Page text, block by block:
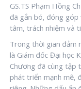
GS.TS Phạm Hồng
đã gắn bó, đóng
tâm, trách nhiệm và
Trong thời gian đảm
là Giám đốc Đại học
Chương đã cùng tập
phát triển mạnh mẽ,